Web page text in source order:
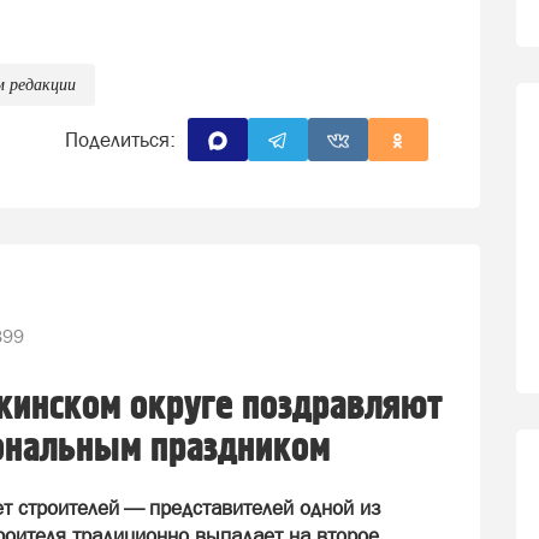
редакции
Поделиться:
округе поздравляют
праздником
строителей — представителей одной из